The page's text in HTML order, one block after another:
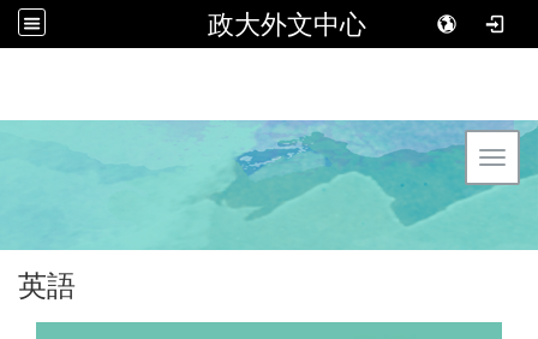
政大外文中心
英語